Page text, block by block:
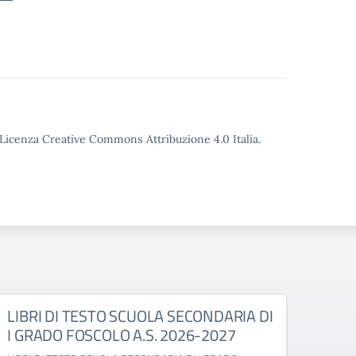
Creative Commons Attribuzione 4.0 Italia.
LIBRI DI TESTO SCUOLA SECONDARIA DI
I GRADO FOSCOLO A.S. 2026-2027